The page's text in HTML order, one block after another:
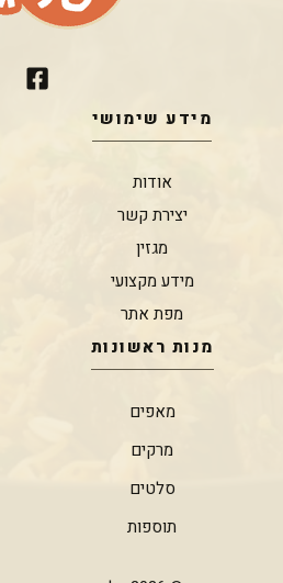
מידע שימושי
אודות
יצירת קשר
מגזין
מידע מקצועי
מפת אתר
מנות ראשונות
מאפים
מרקים
סלטים
תוספות